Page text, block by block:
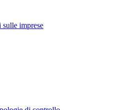
imprese